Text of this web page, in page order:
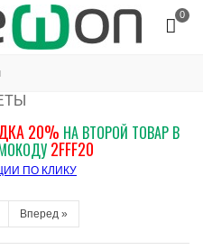
0
20% НА ВТОРОЙ ТОВАР В
2FFF20
ПО КЛИКУ
Вперед »